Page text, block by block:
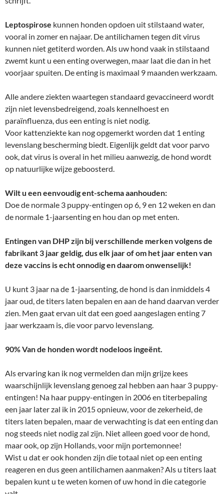
Leptospirose kunnen honden opdoen uit stilstaand water,
vooral in zomer en najaar. De antilichamen tegen dit virus
kunnen niet getiterd worden. Als uw hond vaak in stilstaand
zwemt kunt u een enting overwegen, maar laat die dan in het
voorjaar spuiten. De enting is maximaal 9 maanden werkzaam.
Alle andere ziekten waartegen standaard gevaccineerd wordt
zijn niet levensbedreigend, zoals kennelhoest en
paraïnfluenza, dus een enting is niet nodig.
Voor kattenziekte kan nog opgemerkt worden dat 1 enting
levenslang bescherming biedt. Eigenlijk geldt dat voor parvo
ook, dat virus is overal in het milieu aanwezig, de hond wordt
op natuurlijke wijze geboosterd.
Wilt u een eenvoudig ent-schema aanhouden:
Doe de normale 3 puppy-entingen op 6, 9 en 12 weken en dan
de normale 1-jaarsenting en hou dan op met enten.
Entingen van DHP zijn bij verschillende merken volgens de
fabrikant 3 jaar geldig, dus elk jaar of om het jaar enten van
deze vaccins is echt onnodig en daarom onwenselijk!
U kunt 3 jaar na de 1-jaarsenting, de hond is dan inmiddels 4
jaar oud, de titers laten bepalen en aan de hand daarvan verder
zien. Men gaat ervan uit dat een goed aangeslagen enting 7
jaar werkzaam is, die voor parvo levenslang.
90% Van de honden wordt nodeloos ingeënt.
Als ervaring kan ik nog vermelden dan mijn grijze kees
waarschijnlijk levenslang genoeg zal hebben aan haar 3 puppy-
entingen! Na haar puppy-entingen in 2006 en titerbepaling
een jaar later zal ik in 2015 opnieuw, voor de zekerheid, de
titers laten bepalen, maar de verwachting is dat een enting dan
nog steeds niet nodig zal zijn. Niet alleen goed voor de hond,
maar ook, op zijn Hollands, voor mijn portemonnee!
Wist u dat er ook honden zijn die totaal niet op een enting
reageren en dus geen antilichamen aanmaken? Als u titers laat
bepalen kunt u te weten komen of uw hond in die categorie